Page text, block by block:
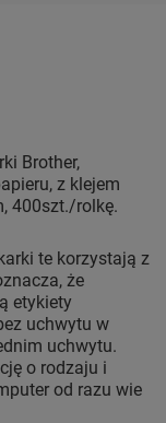
Brother,
z klejem
400szt./rolkę.
te korzystają z
że
etykiety
uchwytu w
uchwytu.
o rodzaju i
od razu wie